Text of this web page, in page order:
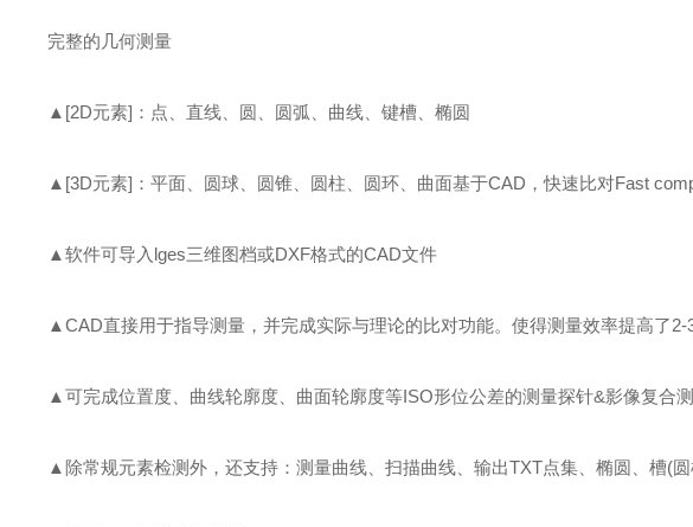
完整的几何测量
▲[2D元素]：点、直线、圆、圆弧、曲线、键槽、椭圆
▲[3D元素]：平面、圆球、圆锥、圆柱、圆环、曲面基于CAD，快速比对Fast
▲软件可导入lges三维图档或DXF格式的CAD文件
▲CAD直接用于指导测量，并完成实际与理论的比对功能。使得测量效率提高了2-
▲可完成位置度、曲线轮廓度、曲面轮廓度等ISO形位公差的测量探针&影像复合
▲除常规元素检测外，还支持：测量曲线、扫描曲线、输出TXT点集、椭圆、槽(